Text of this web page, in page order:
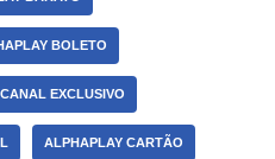
BOLETO
EXCLUSIVO
ALPHAPLAY CARTÃO